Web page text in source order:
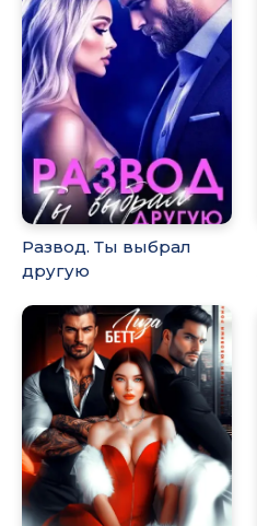
Развод. Ты выбрал
другую